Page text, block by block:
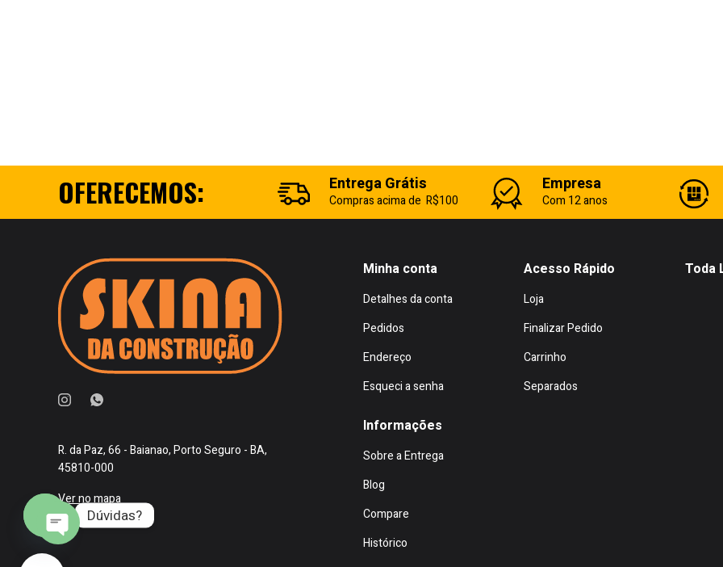
OFERECEMOS: Entrega Grátis
Compras acima de R$100
Empresa
Com 12 anos
R. da Paz, 66 - Baianao, Porto Seguro - BA,
45810-000
Ver no mapa
Minha conta
Detalhes da conta
Pedidos
Endereço
Esqueci a senha
Acesso Rápido
Loja
Finalizar Pedido
Carrinho
Separados
Toda
Informações
Sobre a Entrega
Blog
Compare
Histórico
Dúvidas?
O